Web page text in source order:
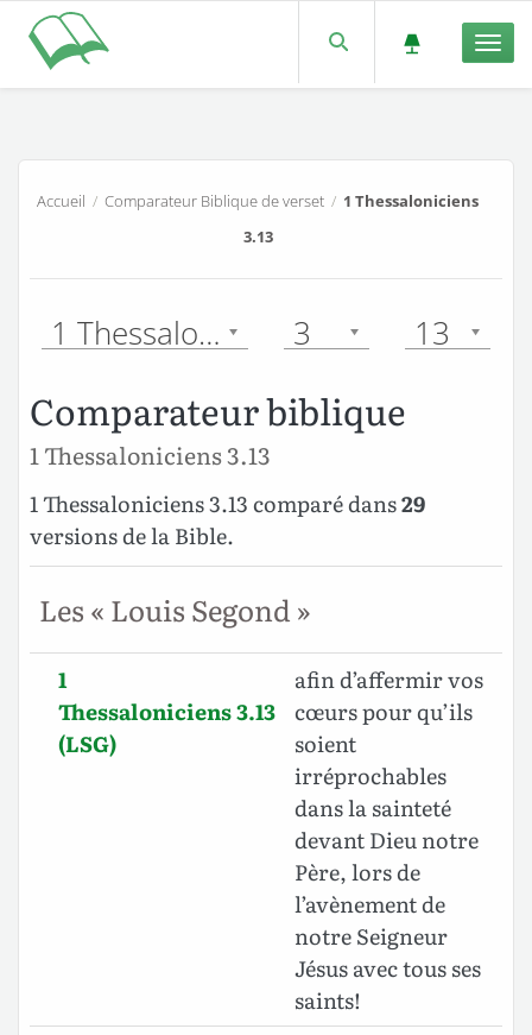
Accueil /Comparateur Biblique de verset / 1 Thessaloniciens
3.13
1 Thessaloniciens 3 13
Comparateur biblique
1 Thessaloniciens 3.13
1 Thessaloniciens 3.13 comparé dans29
versions de la Bible.
Les « Louis Segond »
1
Thessaloniciens 3.13
(LSG)
afin d’affermir vos
cœurs pour qu’ils
soient
irréprochables
dans la sainteté
devant Dieu notre
Père, lors de
l’avènement de
notre Seigneur
Jésus avec tous ses
saints!